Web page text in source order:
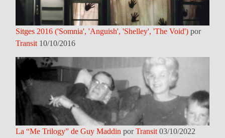
Sitges 2016 ('Somnia', 'Anguish', 'Shelley', 'The Void') por
Transit 10/10/2016
La “Me Trilogy” de Guy Maddin porTransit 03/10/2022